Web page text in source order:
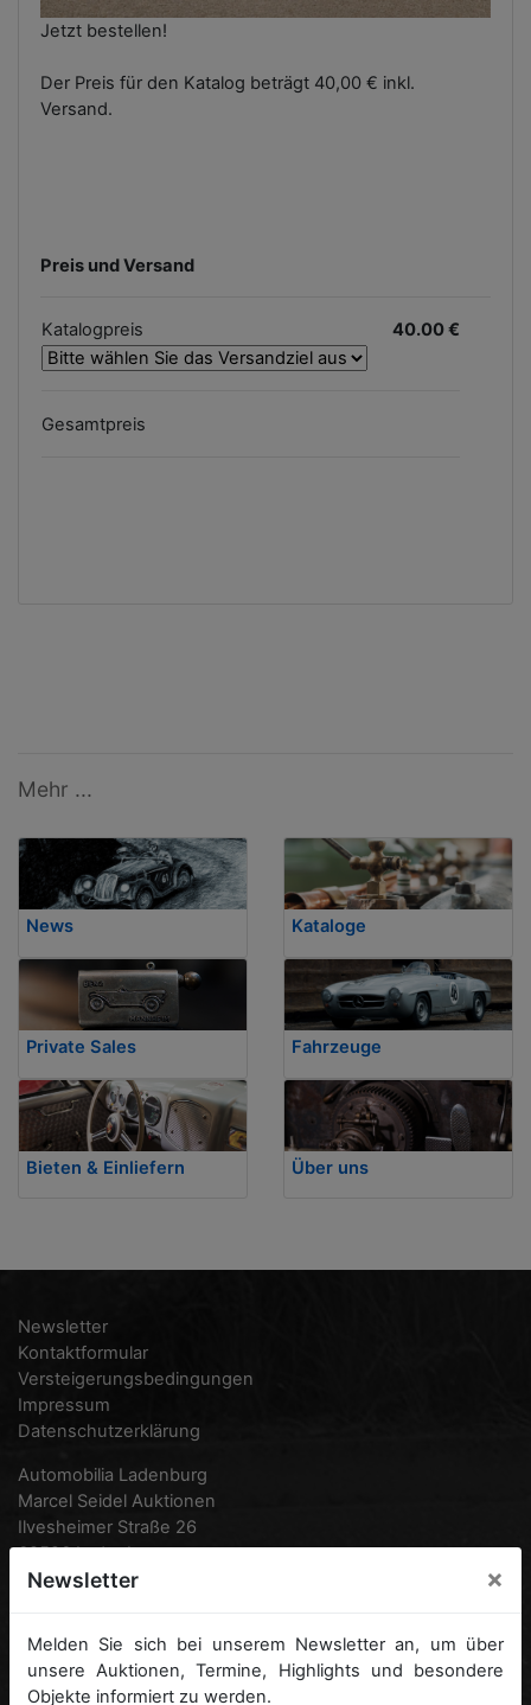
Jetzt bestellen!
Der Preis für den Katalog beträgt 40,00 € inkl.
Versand.
Preis und Versand
Katalogpreis 40.00 €
Gesamtpreis
Mehr ...
News Kataloge
Private Sales Fahrzeuge
Bieten & Einliefern Über uns
Newsletter
Kontaktformular
Versteigerungsbedingungen
Impressum
Datenschutzerklärung
Automobilia Ladenburg
Marcel Seidel Auktionen
Ilvesheimer Straße 26
68526 Ladenburg
Deutschland
0049 (0) 6203 938 16 12
Fax:
0049 (0) 6203 95 77 871
Newsletter ×
Melden Sie sich bei unserem Newsletter an, um über
unsere Auktionen, Termine, Highlights und besondere
Objekte informiert zu werden.